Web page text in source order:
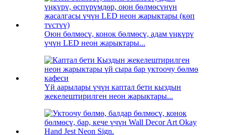
Оюн бөлмөсү, конок бөлмөсү, адам үңкүрү
үчүн LED неон жарыктары...
Үй аарылары үчүн каптал бети кыздын
жекелештирилген неон жарыктары...